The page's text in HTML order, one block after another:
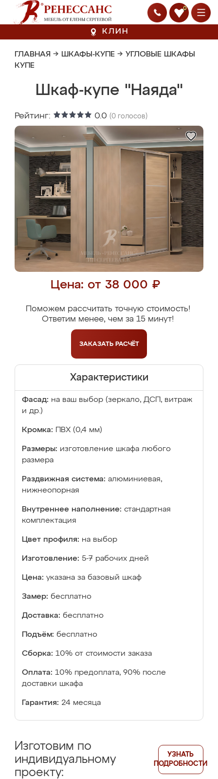
0
КЛИН
ГЛАВНАЯ → ШКАФЫ-КУПЕ → УГЛОВЫЕ ШКАФЫ
КУПЕ
Шкаф-купе "Наяда"
Рейтинг: 0.0 (0 голосов)
Цена: от 38 000 ₽
Поможем рассчитать точную стоимость!
Ответим менее, чем за 15 минут!
ЗАКАЗАТЬ РАСЧЁТ
Характеристики
Фасад: на ваш выбор (зеркало, ДСП, витраж
и др.)
Кромка: ПВХ (0,4 мм)
Размеры: изготовление шкафа любого
размера
Раздвижная система: алюминиевая,
нижнеопорная
Внутреннее наполнение: стандартная
комплектация
Цвет профиля: на выбор
Изготовление: 5-7 рабочих дней
Цена: указана за базовый шкаф
Замер: бесплатно
Доставка: бесплатно
Подъём: бесплатно
Сборка: 10% от стоимости заказа
Оплата: 10% предоплата, 90% после
доставки шкафа
Гарантия: 24 месяца
Изготовим по
индивидуальному
проекту:
УЗНАТЬ
ПОДРОБНОСТИ